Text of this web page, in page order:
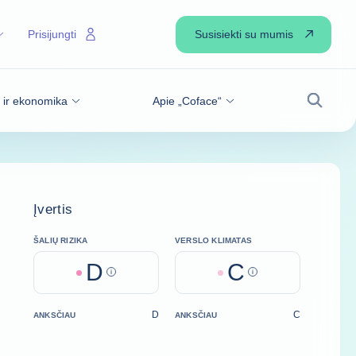
ir ekonomika Apie „Coface“
Paieška
Prisijungti Susisiekti su mumis
Įvertis
ŠALIŲ RIZIKA
D Help
VERSLO KLIMATAS
C Help
ANKSČIAU D ANKSČIAU C